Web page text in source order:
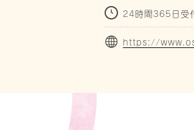
24時間365日受
https://